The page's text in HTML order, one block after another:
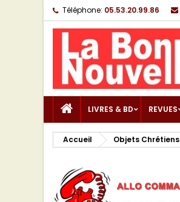
Téléphone: 05.53.20.99.86
LIVRES & BD REVUES
Accueil Objets Chrétiens